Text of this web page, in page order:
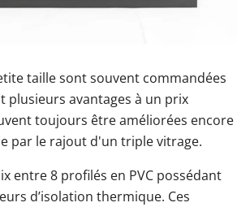
taille sont souvent commandées
plusieurs avantages à un prix
toujours être améliorées encore
par le rajout d'un triple vitrage.
entre 8 profilés en PVC possédant
d’isolation thermique. Ces